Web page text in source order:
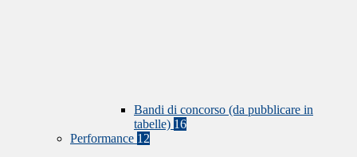
Bandi di concorso (da pubblicare in
tabelle) 16
Performance 12